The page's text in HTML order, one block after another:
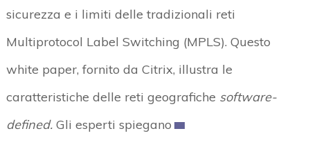
sicurezza e i limiti delle tradizionali reti
Multiprotocol Label Switching (MPLS). Questo
white paper, fornito da Citrix, illustra le
caratteristiche delle reti geografiche software-
defined.Gli esperti spiegano